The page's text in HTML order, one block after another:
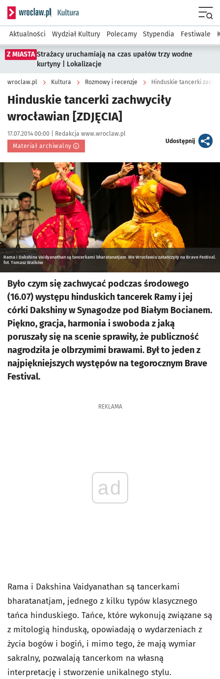
Serwis informacyjny wroclaw.pl podserwis: Kultura
Aktualności Wydział Kultury Polecamy Stypendia Festiwale
Z MIASTA Strażacy uruchamiają na czas upałów trzy wodne
kurtyny | Lokalizacje
wroclaw.pl Kultura Rozmowy i recenzje Hinduskie tancerki
Hinduskie tancerki zachwyciły
wrocławian [ZDJĘCIA]
Data publikacji:
17.07.2014 00:00 | Autor:
Redakcja www.wroclaw.pl
Materiał archiwalny
Udostępnijartykuł
Kliknij, aby powiększyć
Rama i Dakshina Vaidyanathan są tancerkami bharatanatjam. We Wrocławiu zatańczyły na Brave Festival.
fot. Tomasz Walków
Było czym się zachwycać podczas środowego
(16.07) występu hinduskich tancerek Ramy i jej
córki Dakshiny w Synagodze pod Białym Bocianem.
Piękno, gracja, harmonia i swoboda z jaką
poruszały się na scenie sprawiły, że publiczność
nagrodziła je olbrzymimi brawami. Był to jeden z
najpiękniejszych występów na tegorocznym Brave
Festival.
REKLAMA
ad
Rama i Dakshina Vaidyanathan są tancerkami
bharatanatjam, jednego z kilku typów klasycznego
tańca hinduskiego. Tańce, które wykonują związane są
z mitologią hinduską, opowiadają o wydarzeniach z
życia bogów i bogiń, i mimo tego, że mają wymiar
sakralny, pozwalają tancerkom na własną
interpretację i stworzenie unikalnego stylu.